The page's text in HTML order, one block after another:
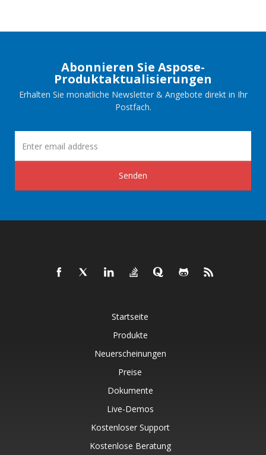
Abonnieren Sie Aspose-
Produktaktualisierungen
Erhalten Sie monatliche Newsletter & Angebote direkt in Ihr
Postfach.
Senden
Startseite
Produkte
Neuerscheinungen
Preise
Dokumente
Live-Demos
Kostenloser Support
Kostenlose Beratung